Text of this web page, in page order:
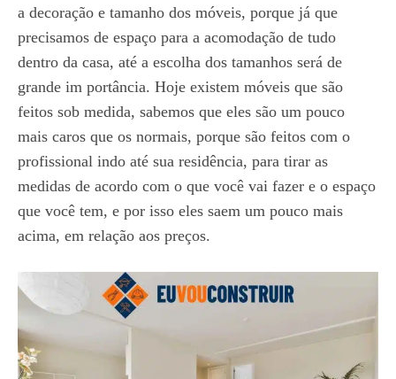
a decoração e tamanho dos móveis, porque já que
precisamos de espaço para a acomodação de tudo
dentro da casa, até a escolha dos tamanhos será de
grande im portância. Hoje existem móveis que são
feitos sob medida, sabemos que eles são um pouco
mais caros que os normais, porque são feitos com o
profissional indo até sua residência, para tirar as
medidas de acordo com o que você vai fazer e o espaço
que você tem, e por isso eles saem um pouco mais
acima, em relação aos preços.